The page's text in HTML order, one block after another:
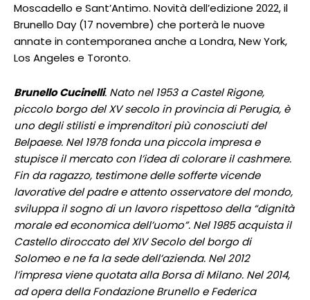
Moscadello e Sant’Antimo. Novità dell’edizione 2022, il
Brunello Day (17 novembre) che porterà le nuove
annate in contemporanea anche a Londra, New York,
Los Angeles e Toronto.
Brunello Cucinelli. Nato nel 1953 a Castel Rigone,
piccolo borgo del XV secolo in provincia di Perugia, è
uno degli stilisti e imprenditori più conosciuti del
Belpaese. Nel 1978 fonda una piccola impresa e
stupisce il mercato con l’idea di colorare il cashmere.
Fin da ragazzo, testimone delle sofferte vicende
lavorative del padre e attento osservatore del mondo,
sviluppa il sogno di un lavoro rispettoso della “dignità
morale ed economica dell’uomo”. Nel 1985 acquista il
Castello diroccato del XIV Secolo del borgo di
Solomeo e ne fa la sede dell’azienda. Nel 2012
l’impresa viene quotata alla Borsa di Milano. Nel 2014,
ad opera della Fondazione Brunello e Federica